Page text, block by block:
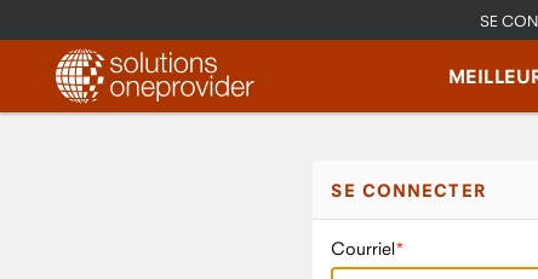
SE
SE CONNECTER
Courriel